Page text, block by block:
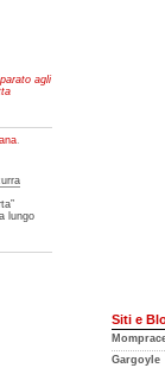
agli
.
lungo
Siti e
Gargoyle